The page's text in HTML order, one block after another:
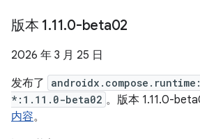
版本 1.11.0-beta02
2026 年 3 月 25 日
发布了
*:1.11.0-beta02 。版本 1.11.0-
内容。